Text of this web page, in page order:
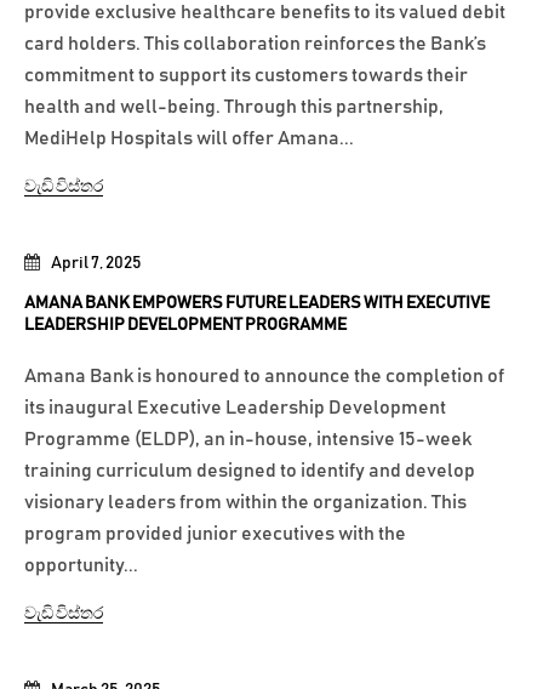
April 7, 2025
AMANA BANK EMPOWERS FUTURE LEADERS WITH EXECUTIVE
LEADERSHIP DEVELOPMENT PROGRAMME
Amana Bank is honoured to announce the completion of
its inaugural Executive Leadership Development
Programme (ELDP), an in-house, intensive 15-week
training curriculum designed to identify and develop
visionary leaders from within the organization. This
program provided junior executives with the
opportunity...
වැඩි විස්තර
provide exclusive healthcare benefits to its valued debit
card holders. This collaboration reinforces the Bank’s
commitment to support its customers towards their
health and well-being. Through this partnership,
MediHelp Hospitals will offer Amana...
වැඩි විස්තර